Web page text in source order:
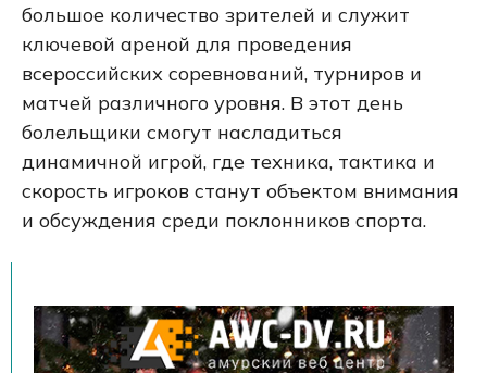
большое количество зрителей и служит
ключевой ареной для проведения
всероссийских соревнований, турниров и
матчей различного уровня. В этот день
болельщики смогут насладиться
динамичной игрой, где техника, тактика и
скорость игроков станут объектом внимания
и обсуждения среди поклонников спорта.